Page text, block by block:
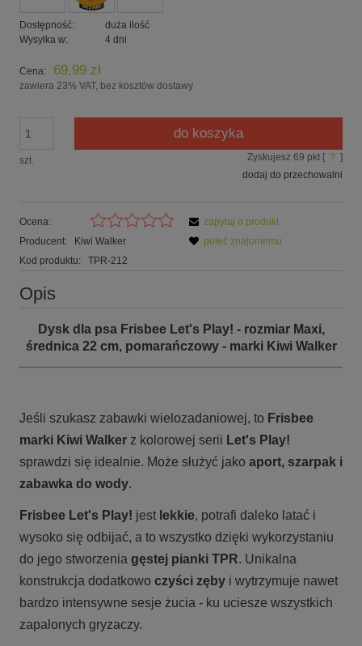
Dostępność:
duża ilość
Wysyłka w:
4 dni
Cena: 69,99 zł
zawiera 23% VAT, bez kosztów dostawy
szt.
do koszyka
Zyskujesz 69 pkt [ ? ]
dodaj do przechowalni
Ocena:
Producent:
Kiwi Walker
Kod produktu:
TPR-212
zapytaj o produkt
poleć znajomemu
Opis
Dysk dla psa Frisbee Let's Play! - rozmiar Maxi,
średnica 22 cm, pomarańczowy - marki Kiwi Walker
Jeśli szukasz zabawki wielozadaniowej, to Frisbee
marki Kiwi Walker z kolorowej serii Let's Play!
sprawdzi się idealnie. Może służyć jako aport, szarpak i
zabawka do wody.
Frisbee Let's Play! jest lekkie, potrafi daleko latać i
wysoko się odbijać, a to wszystko dzięki wykorzystaniu
do jego stworzenia gęstej pianki TPR. Unikalna
konstrukcja dodatkowo czyści zęby i wytrzymuje nawet
bardzo intensywne sesje żucia - ku uciesze wszystkich
zapalonych gryzaczy.